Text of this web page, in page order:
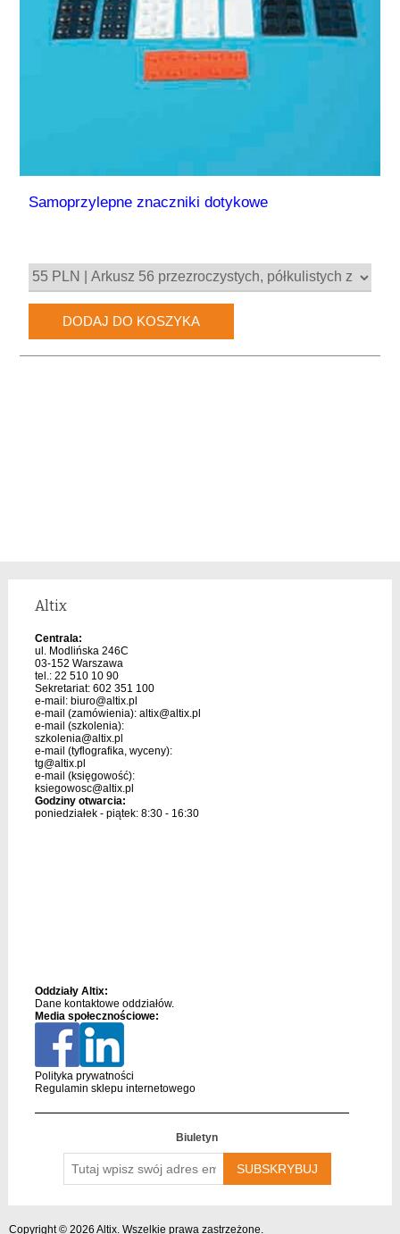
Samoprzylepne znaczniki dotykowe
Altix
Centrala:
ul. Modlińska 246C
03-152 Warszawa
tel.: 22 510 10 90
Sekretariat: 602 351 100
e-mail: biuro@altix.pl
e-mail (zamówienia): altix@altix.pl
e-mail (szkolenia):
szkolenia@altix.pl
e-mail (tyflografika, wyceny):
tg@altix.pl
e-mail (księgowość):
ksiegowosc@altix.pl
Godziny otwarcia:
poniedziałek - piątek: 8:30 - 16:30
Oddziały Altix:
Dane kontaktowe oddziałów.
Media społecznościowe:
Polityka prywatności
Regulamin sklepu internetowego
Biuletyn
wpisz
swój
Copyright © 2026 Altix. Wszelkie prawa zastrzeżone.